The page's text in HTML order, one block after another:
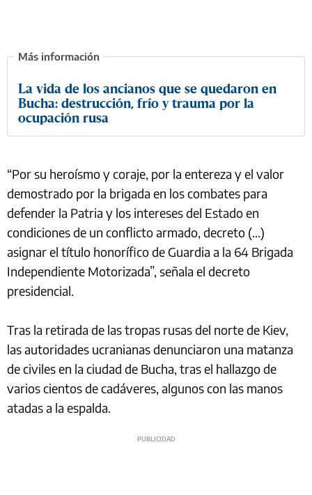
La vida de los ancianos que se quedaron en
Bucha: destrucción, frío y trauma por la
ocupación rusa
“Por su heroísmo y coraje, por la entereza y el valor
demostrado por la brigada en los combates para
defender la Patria y los intereses del Estado en
condiciones de un conflicto armado, decreto (...)
asignar el título honorífico de Guardia a la 64 Brigada
Independiente Motorizada”, señala el decreto
presidencial.
Tras la retirada de las tropas rusas del norte de Kiev,
las autoridades ucranianas denunciaron una matanza
de civiles en la ciudad de Bucha, tras el hallazgo de
varios cientos de cadáveres, algunos con las manos
atadas a la espalda.